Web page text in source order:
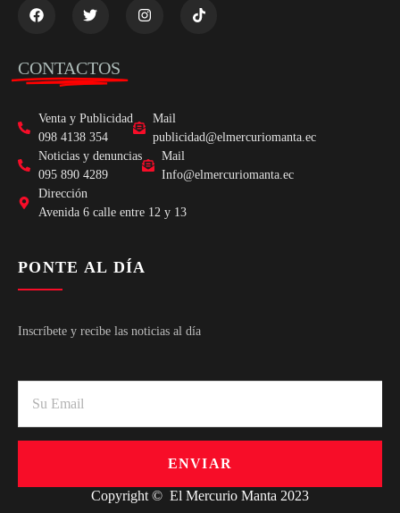
CONTACTOS
Venta y Publicidad
098 4138 354
Mail
publicidad@elmercuriomanta.ec
Noticias y denuncias
095 890 4289
Mail
Info@elmercuriomanta.ec
Dirección
Avenida 6 calle entre 12 y 13
PONTE AL DÍA
Inscríbete y recibe las noticias al día
ENVIAR
Copyright © El Mercurio Manta 2023